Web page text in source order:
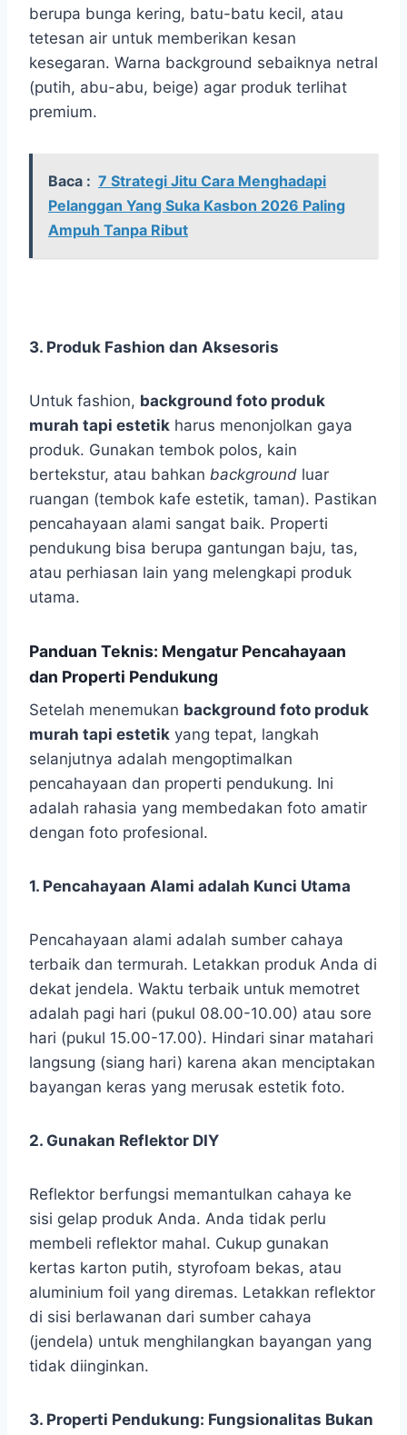
berupa bunga kering, batu-batu kecil, atau
tetesan air untuk memberikan kesan
kesegaran. Warna background sebaiknya netral
(putih, abu-abu, beige) agar produk terlihat
premium.
Baca : 7 Strategi Jitu Cara Menghadapi
Pelanggan Yang Suka Kasbon 2026 Paling
Ampuh Tanpa Ribut
3. Produk Fashion dan Aksesoris
Untuk fashion, background foto produk
murah tapi estetik harus menonjolkan gaya
produk. Gunakan tembok polos, kain
bertekstur, atau bahkan background luar
ruangan (tembok kafe estetik, taman). Pastikan
pencahayaan alami sangat baik. Properti
pendukung bisa berupa gantungan baju, tas,
atau perhiasan lain yang melengkapi produk
utama.
Panduan Teknis: Mengatur Pencahayaan
dan Properti Pendukung
Setelah menemukan background foto produk
murah tapi estetik yang tepat, langkah
selanjutnya adalah mengoptimalkan
pencahayaan dan properti pendukung. Ini
adalah rahasia yang membedakan foto amatir
dengan foto profesional.
1. Pencahayaan Alami adalah Kunci Utama
Pencahayaan alami adalah sumber cahaya
terbaik dan termurah. Letakkan produk Anda di
dekat jendela. Waktu terbaik untuk memotret
adalah pagi hari (pukul 08.00-10.00) atau sore
hari (pukul 15.00-17.00). Hindari sinar matahari
langsung (siang hari) karena akan menciptakan
bayangan keras yang merusak estetik foto.
2. Gunakan Reflektor DIY
Reflektor berfungsi memantulkan cahaya ke
sisi gelap produk Anda. Anda tidak perlu
membeli reflektor mahal. Cukup gunakan
kertas karton putih, styrofoam bekas, atau
aluminium foil yang diremas. Letakkan reflektor
di sisi berlawanan dari sumber cahaya
(jendela) untuk menghilangkan bayangan yang
tidak diinginkan.
3. Properti Pendukung: Fungsionalitas Bukan